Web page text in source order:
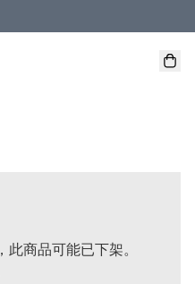
豐送到家。
商品可能已下架。